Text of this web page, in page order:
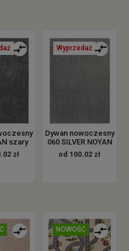
szary
zł
Wyprzedaż
Dywan nowoczesny
060 SILVER NOYAN
od 100.02 zł
NOWOŚĆ